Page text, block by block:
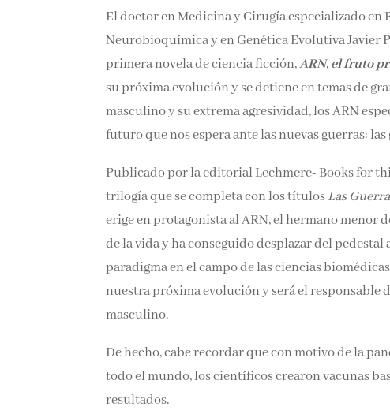
El doctor en Medicina y Cirugía especializado
Neurobioquímica y en Genética Evolutiva Javier
primera novela de ciencia ficción,ARN, el fruto
su próxima evolución y se detiene en temas de
masculino y su extrema agresividad, los ARN
futuro que nos espera ante las nuevas guerras: las
Publicado por la editorial Lechmere- Books for
trilogía que se completa con los títulosLas
erige en protagonista al ARN, el hermano menor
de la vida y ha conseguido desplazar del
paradigma en el campo de las ciencias
nuestra próxima evolución y será el responsable
masculino.
De hecho, cabe recordar que con motivo de la
todo el mundo, los científicos crearon vacunas
resultados.